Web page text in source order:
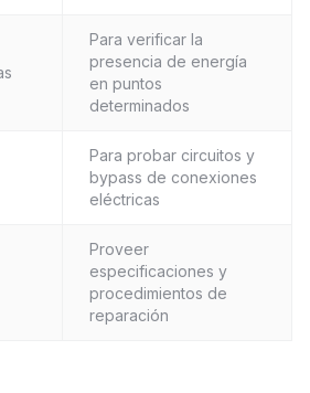
Para verificar la
presencia de energía
en puntos
determinados
Para probar circuitos y
bypass de conexiones
eléctricas
Proveer
especificaciones y
procedimientos de
reparación